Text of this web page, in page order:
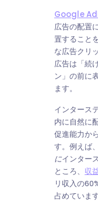
Google
広告の配置
置すること
な広告クリ
広告は「続
ン」の前に
ます。
インタース
内に自然に
促進能力か
す。例えば
にインター
ところ、 収
リ収入の
占めています